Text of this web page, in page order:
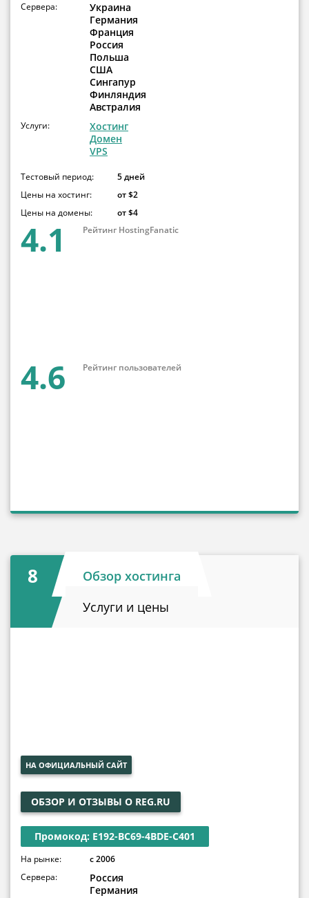
Сервера:
Украина
Германия
Франция
Россия
Польша
США
Сингапур
Финляндия
Австралия
Услуги:
Хостинг
Домен
VPS
Тестовый период:
5 дней
Цены на хостинг:
от $2
Цены на домены:
от $4
4.1 Рейтинг HostingFanatic
4.6 Рейтинг пользователей
8
Обзор хостинга
Услуги и цены
НА ОФИЦИАЛЬНЫЙ САЙТ
ОБЗОР И ОТЗЫВЫ О REG.RU
Промокод: E192-BC69-4BDE-C401
На рынке:
с 2006
Сервера:
Россия
Германия